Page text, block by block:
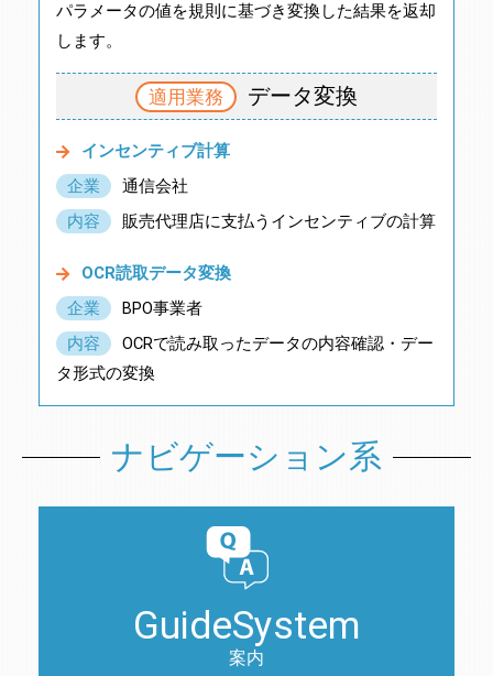
パラメータの値を規則に基づき変換した結果を返却
します。
適用業務 データ変換
インセンティブ計算
企業
通信会社
内容
販売代理店に支払うインセンティブの計算
OCR読取データ変換
企業
BPO事業者
内容
OCRで読み取ったデータの内容確認・デー
タ形式の変換
ナビゲーション系
GuideSystem
案内